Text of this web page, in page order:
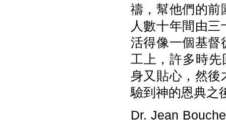
禱，幫他們的前
人數十年間由
活得像一個基督
工上，許多時
身又貼心，然後
驗到神的恩典之
Dr. Jean